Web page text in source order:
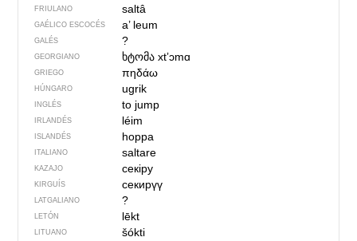
FRIULANO saltâ
GAÉLICO ESCOCÉS a’ leum
GALÉS ?
GEORGIANO ხტომაxtʼɔmɑ
GRIEGO πηδάω
HÚNGARO ugrik
INGLÉS to jump
IRLANDÉS léim
ISLANDÉS hoppa
ITALIANO saltare
KAZAJO секіру
KIRGUÍS секирүү
LATGALIANO ?
LETÓN lēkt
LITUANO šókti